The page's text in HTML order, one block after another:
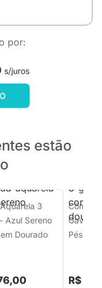
por:
s/juros
estão
3
Azul Sereno
Dourado
Pés
R$